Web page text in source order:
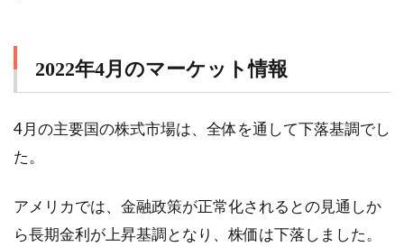
2022年4月のマーケット情報
4月の主要国の株式市場は、全体を通して下落基調でし
た。
アメリカでは、金融政策が正常化されるとの見通しか
ら長期金利が上昇基調となり、株価は下落しました。